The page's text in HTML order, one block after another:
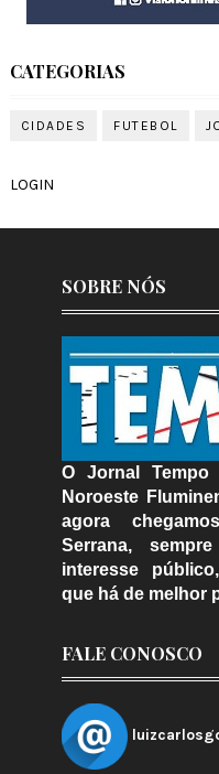
CATEGORIAS
CIDADES FUTEBOL
LOGIN
SOBRE NÓS
O Jornal
Noroeste
agora
Serrana,
interesse
que há de melhor
FALE CONOSCO